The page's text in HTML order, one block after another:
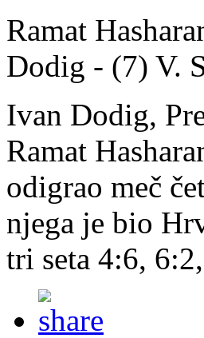
Ramat
Dodig - (7) V.
Ivan Dodig,
Ramat
odigrao meč
njega je bio
tri seta 4:6,